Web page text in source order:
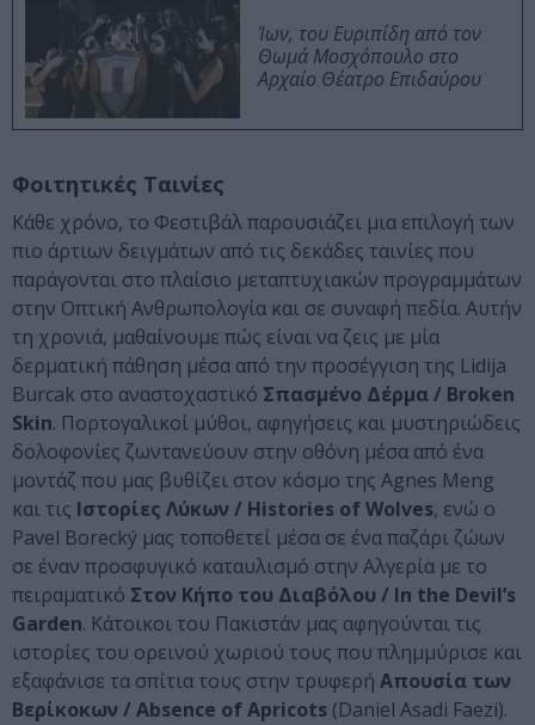
Ίων, του Ευριπίδη από τον
Θωμά Μοσχόπουλο στο
Αρχαίο Θέατρο Επιδαύρου
Φοιτητικές Ταινίες
Κάθε χρόνο, το Φεστιβάλ παρουσιάζει μια επιλογή των
πιο άρτιων δειγμάτων από τις δεκάδες ταινίες που
παράγονται στο πλαίσιο μεταπτυχιακών προγραμμάτων
στην Οπτική Ανθρωπολογία και σε συναφή πεδία. Αυτήν
τη χρονιά, μαθαίνουμε πώς είναι να ζεις με μία
δερματική πάθηση μέσα από την προσέγγιση της Lidija
Burcak στο αναστοχαστικό Σπασμένο Δέρμα / Broken
Skin. Πορτογαλικοί μύθοι, αφηγήσεις και μυστηριώδεις
δολοφονίες ζωντανεύουν στην οθόνη μέσα από ένα
μοντάζ που μας βυθίζει στον κόσμο της Agnes Meng
και τις Ιστορίες Λύκων / Histories of Wolves, ενώ ο
Pavel Borecký μας τοποθετεί μέσα σε ένα παζάρι ζώων
σε έναν προσφυγικό καταυλισμό στην Αλγερία με το
πειραματικό Στον Κήπο του Διαβόλου / In the Devil’s
Garden. Κάτοικοι του Πακιστάν μας αφηγούνται τις
ιστορίες του ορεινού χωριού τους που πλημμύρισε και
εξαφάνισε τα σπίτια τους στην τρυφερή Απουσία των
Βερίκοκων / Absence of Apricots (Daniel Asadi Faezi).